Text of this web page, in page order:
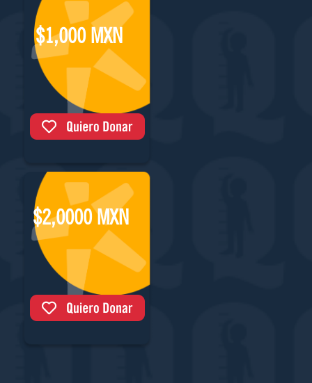
$1,000 MXN
$2,0000 MXN